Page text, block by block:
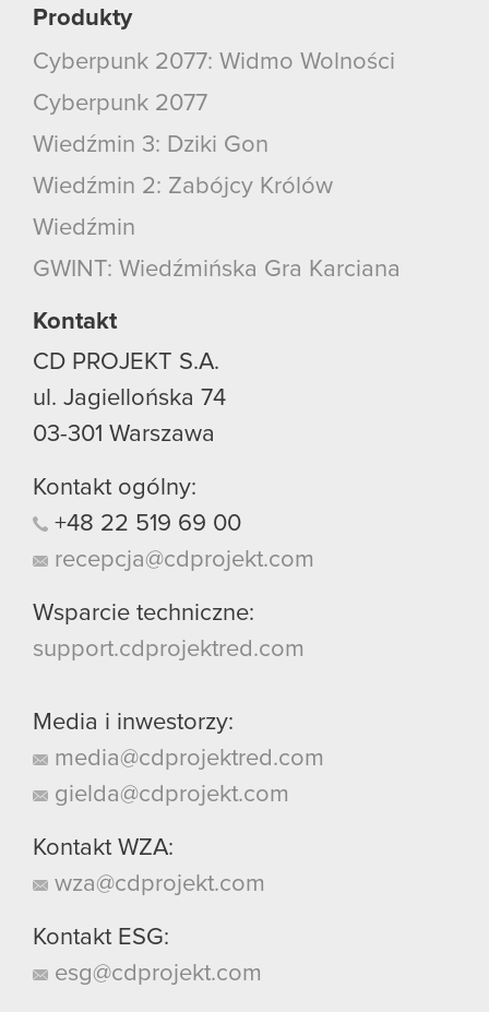
Produkty
Cyberpunk 2077: Widmo Wolności
Cyberpunk 2077
Wiedźmin 3: Dziki Gon
Wiedźmin 2: Zabójcy Królów
Wiedźmin
GWINT: Wiedźmińska Gra Karciana
Kontakt
CD PROJEKT S.A.
ul. Jagiellońska 74
03-301 Warszawa
Kontakt ogólny:
+48 22 519 69 00
recepcja@cdprojekt.com
Wsparcie techniczne:
support.cdprojektred.com
Media i inwestorzy:
media@cdprojektred.com
gielda@cdprojekt.com
Kontakt WZA:
wza@cdprojekt.com
Kontakt ESG:
esg@cdprojekt.com